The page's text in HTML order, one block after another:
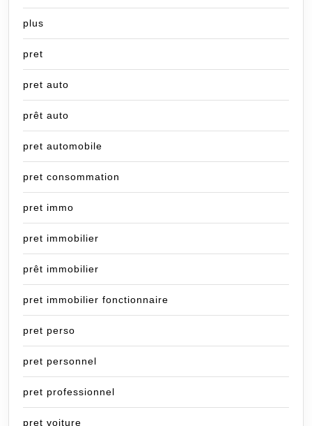
plus
pret
pret auto
prêt auto
pret automobile
pret consommation
pret immo
pret immobilier
prêt immobilier
pret immobilier fonctionnaire
pret perso
pret personnel
pret professionnel
pret voiture